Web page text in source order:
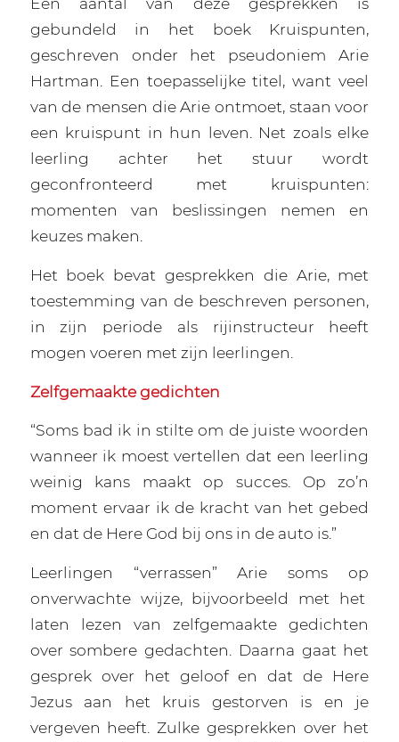
gebundeld in het boek Kruispunten,
geschreven onder het pseudoniem Arie
Hartman. Een toepasselijke titel, want veel
van de mensen die Arie ontmoet, staan voor
een kruispunt in hun leven. Net zoals elke
leerling achter het stuur wordt
geconfronteerd met kruispunten:
momenten van beslissingen nemen en
keuzes maken.
Het boek bevat gesprekken die Arie, met
toestemming van de beschreven personen,
in zijn periode als rijinstructeur heeft
mogen voeren met zijn leerlingen.
Zelfgemaakte gedichten
“Soms bad ik in stilte om de juiste woorden
wanneer ik moest vertellen dat een leerling
weinig kans maakt op succes. Op zo’n
moment ervaar ik de kracht van het gebed
en dat de Here God bij ons in de auto is.”
Leerlingen “verrassen” Arie soms op
onverwachte wijze, bijvoorbeeld met het
laten lezen van zelfgemaakte gedichten
over sombere gedachten. Daarna gaat het
gesprek over het geloof en dat de Here
Jezus aan het kruis gestorven is en je
vergeven heeft. Zulke gesprekken over het